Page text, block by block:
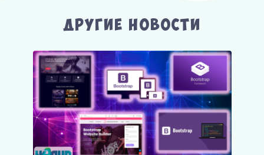
Другие Новости